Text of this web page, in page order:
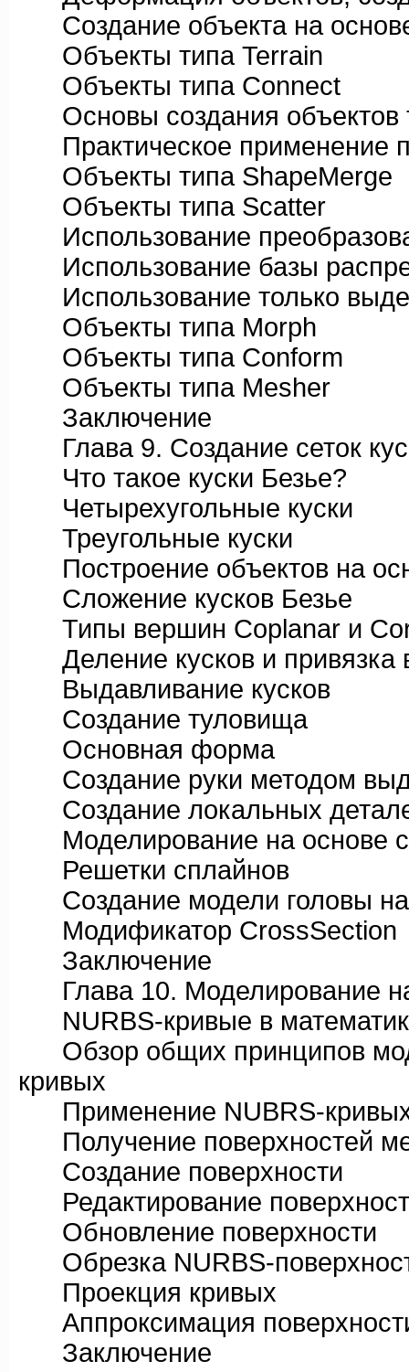
Создание объекта на
Объекты типа Terrain
Объекты типа Connect
Основы создания объектов
Практическое применение
Объекты типа ShapeMerge
Объекты типа Scatter
Использование
Использование базы
Использование только
Объекты типа Morph
Объекты типа Conform
Объекты типа Mesher
Заключение
Глава 9. Создание сеток
Что такое куски Безье?
Четырехугольные куски
Треугольные куски
Построение объектов на
Сложение кусков Безье
Типы вершин Coplanar и
Деление кусков и привязка
Выдавливание кусков
Создание туловища
Основная форма
Создание руки методом
Создание локальных
Моделирование на основе
Решетки сплайнов
Создание модели головы на
Модификатор CrossSection
Заключение
Глава 10. Моделирование
NURBS-кривые в
Обзор общих принципов
кривых
Применение NUBRS-
Получение поверхностей
Создание поверхности
Редактирование
Обновление поверхности
Обрезка NURBS-
Проекция кривых
Аппроксимация
Заключение